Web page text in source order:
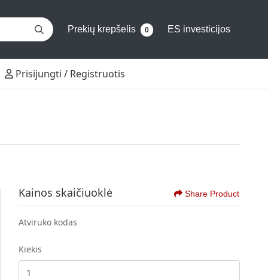
Prekių krepšelis 0 ES investicijos
Prisijungti / Registruotis
Prisijungti / Registruotis
Kainos skaičiuoklė Share Product
Atviruko kodas
Kiekis